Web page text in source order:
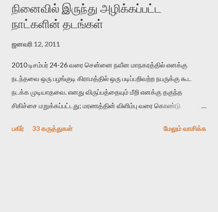
நினைவில் இருந்து அழிக்கப்பட்ட
நாட்களின் தடங்கள்
ஜனவரி 12, 2011
2010 டிசம்பர் 24-26 வரை சென்னை நவீன மாநகரத்தில் எனக்கு
நடந்தவை ஒரு பழங்குடி கிராமத்தில் ஒரு படிப்பறிவற்ற நபருக்கு கூட
நடக்க முடியாதவை. எனது விருப்பத்தையும் மீறி எனக்கு தகுந்த
சிகிச்சை மறுக்கப்பட்டது; மரணத்தின் விளிம்பு வரை கொண்டு
பகிர்
33 கருத்துகள் மேலும் வாசிக்க